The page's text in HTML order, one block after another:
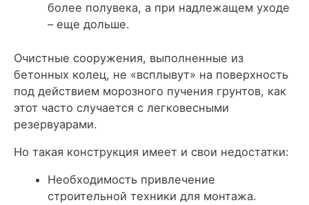
более полувека, а при надлежащем уходе
– еще дольше.
Очистные сооружения, выполненные из
бетонных колец, не «всплывут» на поверхность
под действием морозного пучения грунтов, как
этот часто случается с легковесными
резервуарами.
Но такая конструкция имеет и свои недостатки:
Необходимость привлечение
строительной техники для монтажа.